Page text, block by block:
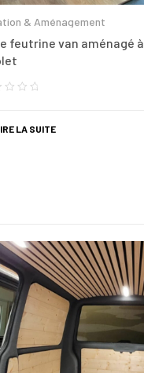
& Aménagement
feutrine van aménagé à
LA SUITE